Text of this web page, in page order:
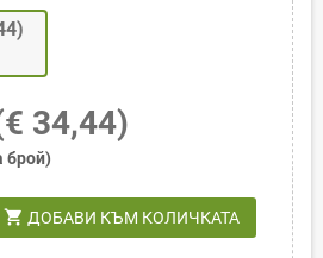
34,44)
брой)
shopping_cart ДОБАВИ КЪМ КОЛИЧКАТА